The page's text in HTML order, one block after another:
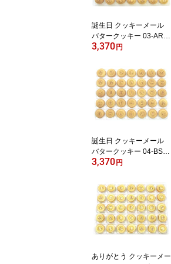
誕生日 クッキーメール
バタークッキー 03-AR-B
A 35粒 お祝い メッセー
ト 焼き菓子 送料無料
3,370 円
誕生日 クッキーメール
バタークッキー 04-BS-B
A 35粒 お祝い メッセー
ト 焼き菓子 送料無料
3,370 円
ありがとう クッキーメー